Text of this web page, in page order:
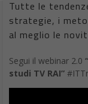
indispensabili per
film, tracciare i tuoi
letture e altro
al mondo Android.
app per Android
consigliate per